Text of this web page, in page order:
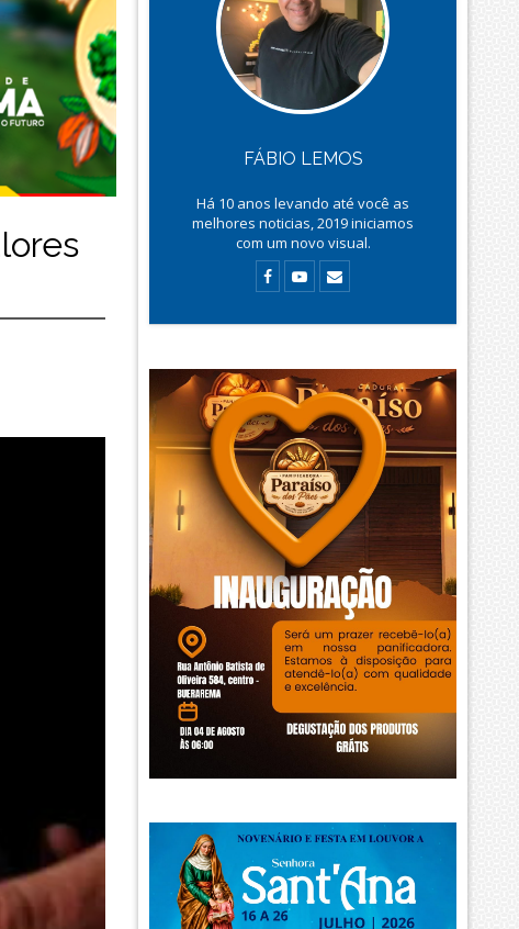
FÁBIO LEMOS
Há 10 anos levando até você as
melhores noticias, 2019 iniciamos
com um novo visual.